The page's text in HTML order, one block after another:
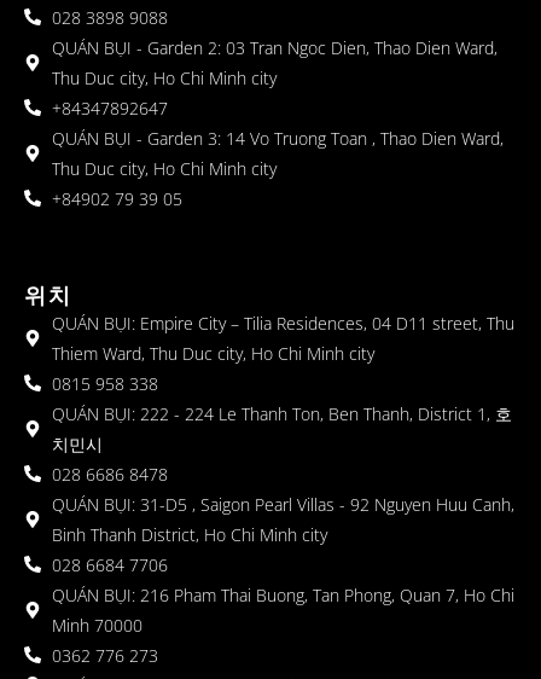
028 3898 9088
QUÁN BỤI - Garden 2: 03 Tran Ngoc Dien, Thao Dien Ward,
Thu Duc city, Ho Chi Minh city
+84347892647
QUÁN BỤI - Garden 3: 14 Vo Truong Toan , Thao Dien Ward,
Thu Duc city, Ho Chi Minh city
+84902 79 39 05
위치
QUÁN BỤI: Empire City – Tilia Residences, 04 D11 street, Thu
Thiem Ward, Thu Duc city, Ho Chi Minh city
0815 958 338
QUÁN BỤI: 222 - 224 Le Thanh Ton, Ben Thanh, District 1, 호
치민시
028 6686 8478
QUÁN BỤI: 31-D5 , Saigon Pearl Villas - 92 Nguyen Huu Canh,
Binh Thanh District, Ho Chi Minh city
028 6684 7706
QUÁN BỤI: 216 Pham Thai Buong, Tan Phong, Quan 7, Ho Chi
Minh 70000
0362 776 273